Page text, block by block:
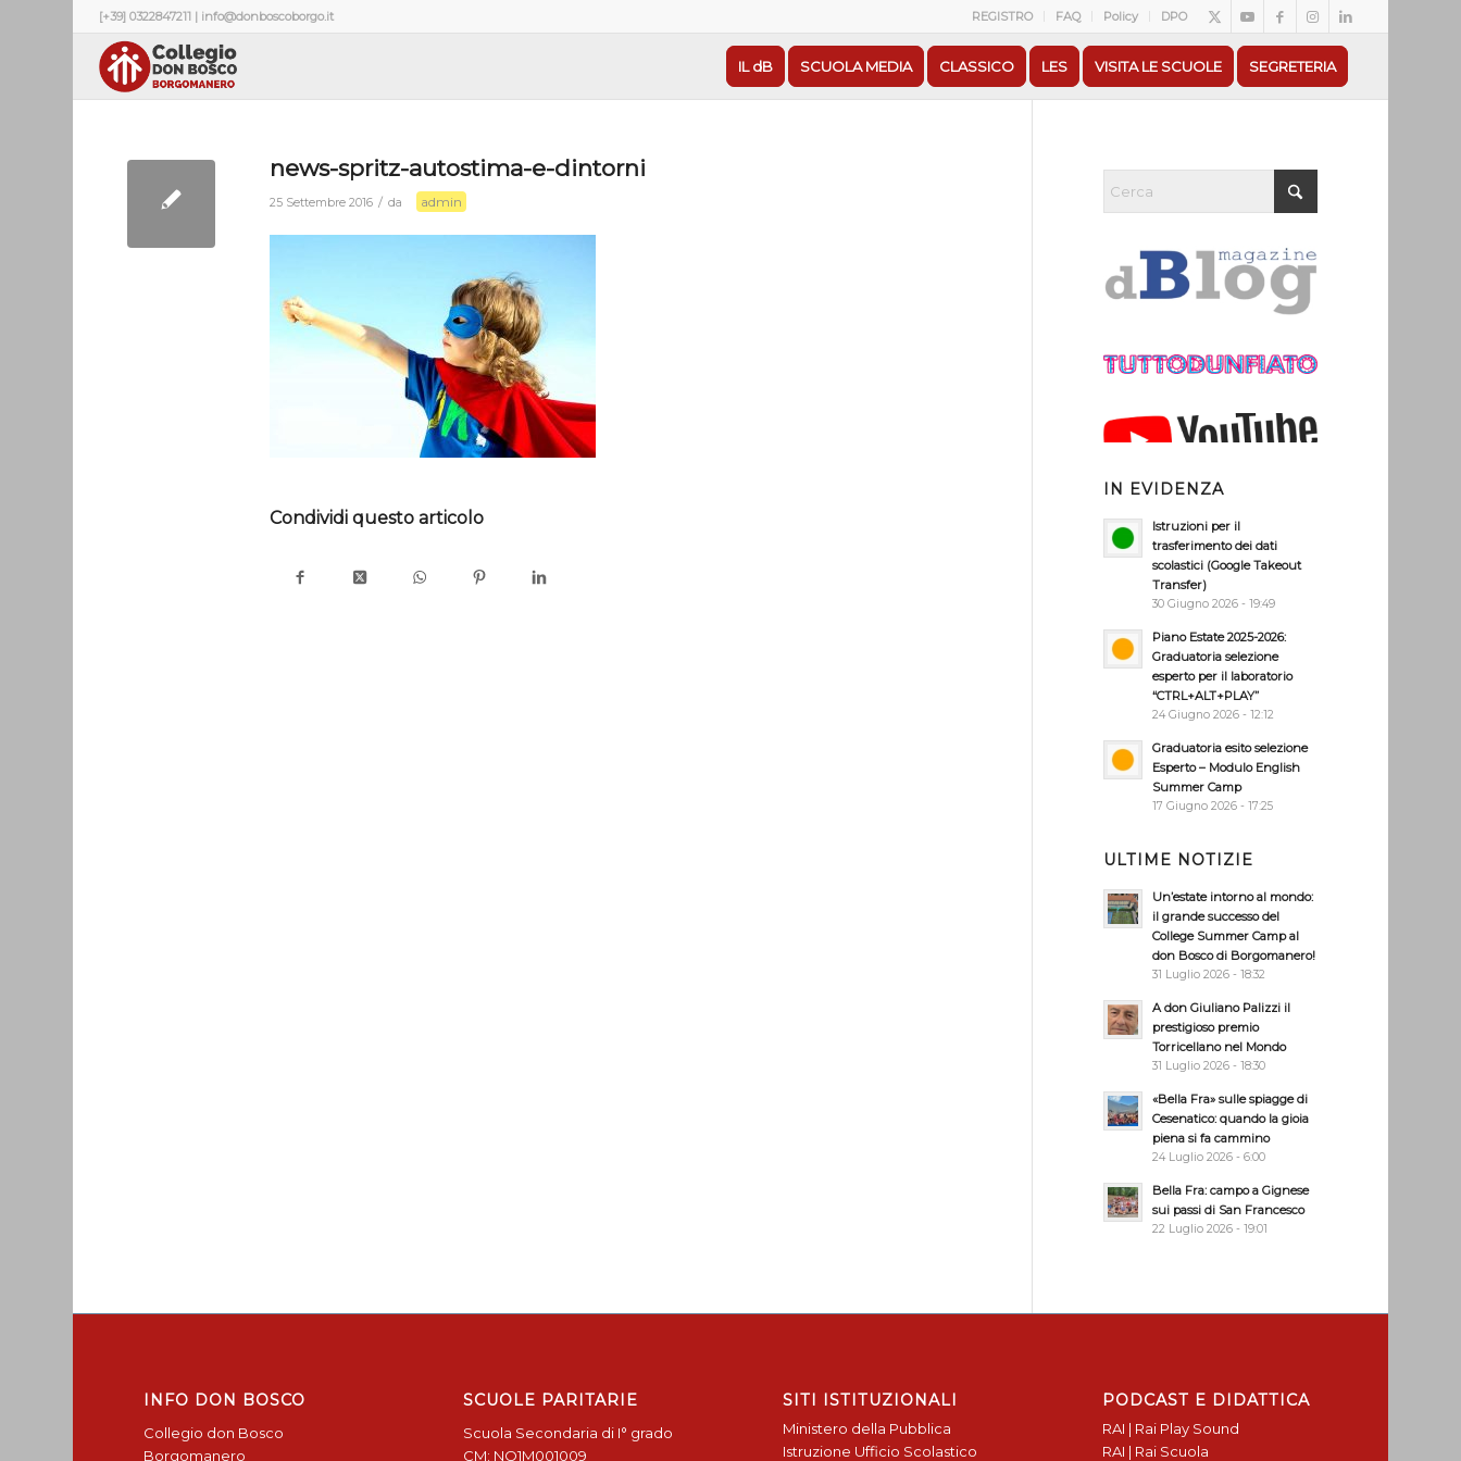
REGISTRO FAQ Policy DPO
[+39] 0322847211 | info@donboscoborgo.it
IL dB SCUOLA MEDIA CLASSICO LES VISITA LE SCUOLE SEGRETERIA
news-spritz-autostima-e-dintorni
25 Settembre 2016 / da admin
Condividi questo articolo
IN EVIDENZA
Istruzioni per il
trasferimento dei dati
scolastici (Google Takeout
Transfer)
30 Giugno 2026 - 19:49
Piano Estate 2025-2026:
Graduatoria selezione
esperto per il laboratorio
“CTRL+ALT+PLAY”
24 Giugno 2026 - 12:12
Graduatoria esito selezione
Esperto – Modulo English
Summer Camp
17 Giugno 2026 - 17:25
ULTIME NOTIZIE
Un’estate intorno al mondo:
il grande successo del
College Summer Camp al
don Bosco di Borgomanero!
31 Luglio 2026 - 18:32
A don Giuliano Palizzi il
prestigioso premio
Torricellano nel Mondo
31 Luglio 2026 - 18:30
«Bella Fra» sulle spiagge di
Cesenatico: quando la gioia
piena si fa cammino
24 Luglio 2026 - 6:00
Bella Fra: campo a Gignese
sui passi di San Francesco
22 Luglio 2026 - 19:01
INFO DON BOSCO
Collegio don Bosco
Borgomanero
SCUOLE PARITARIE
Scuola Secondaria di I° grado
CM: NO1M001009
SITI ISTITUZIONALI
Ministero della Pubblica
Istruzione Ufficio Scolastico
PODCAST E DIDATTICA
RAI | Rai Play Sound
RAI | Rai Scuola